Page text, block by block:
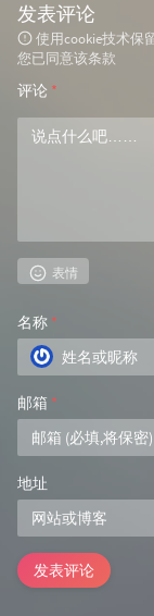
发表评论
使用cookie技术保
您已同意该条款
评论 *
表情
名称 *
邮箱 *
地址
发表评论